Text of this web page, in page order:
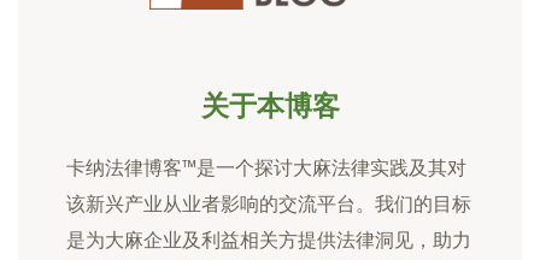
关于本博客
卡纳法律博客™是一个探讨大麻法律实践及其对
该新兴产业从业者影响的交流平台。我们的目标
是为大麻企业及利益相关方提供法律洞见，助力